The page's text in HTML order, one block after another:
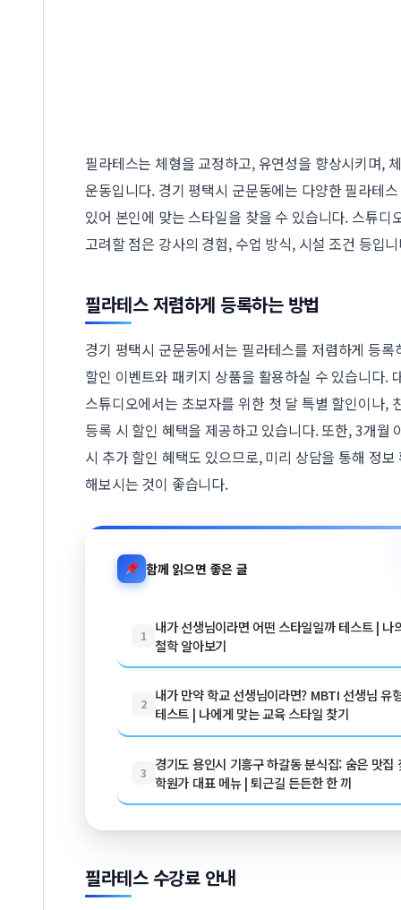
필라테스는 체형을 교정하고, 유연성을 향상시키며,
운동입니다. 경기 평택시 군문동에는 다양한 필라테
있어 본인에 맞는 스타일을 찾을 수 있습니다. 스튜디
고려할 점은 강사의 경험, 수업 방식, 시설 조건 등입
필라테스 저렴하게 등록하는 방법
경기 평택시 군문동에서는 필라테스를 저렴하게 등록
할인 이벤트와 패키지 상품을 활용하실 수 있습니다.
스튜디오에서는 초보자를 위한 첫 달 특별 할인이나,
등록 시 할인 혜택을 제공하고 있습니다. 또한, 3개월
시 추가 할인 혜택도 있으므로, 미리 상담을 통해 정보
해보시는 것이 좋습니다.
함께 읽으면 좋은 글
1
내가 선생님이라면 어떤 스타일일까 테스트 | 나
철학 알아보기
2
내가 만약 학교 선생님이라면? MBTI 선생님 유
테스트 | 나에게 맞는 교육 스타일 찾기
3
경기도 용인시 기흥구 하갈동 분식집: 숨은 맛집
학원가 대표 메뉴 | 퇴근길 든든한 한 끼
필라테스 수강료 안내